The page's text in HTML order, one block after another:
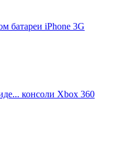
батареи iPhone 3G
консоли Xbox 360